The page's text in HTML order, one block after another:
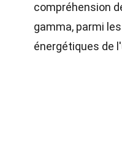
compréhension
gamma, parmi
énergétiques de